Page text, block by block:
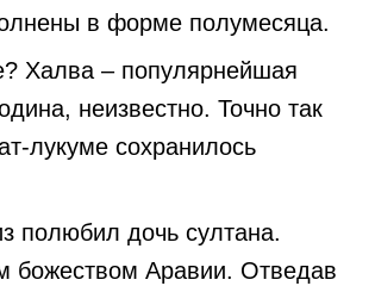
в форме полумесяца.
Халва – популярнейшая
неизвестно. Точно так
лукуме сохранилось
полюбил дочь султана.
божеством Аравии. Отведав